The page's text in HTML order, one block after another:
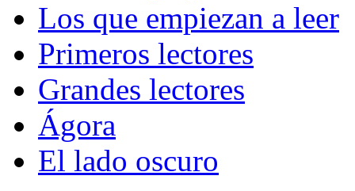
Los que empiezan a leer
Primeros lectores
Grandes lectores
Ágora
El lado oscuro